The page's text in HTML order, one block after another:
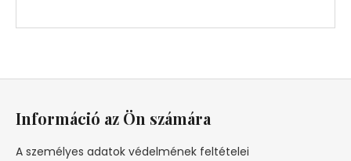
Információ az Ön számára
A személyes adatok védelmének feltételei